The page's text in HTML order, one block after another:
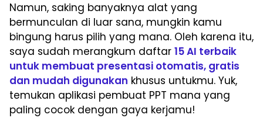
Namun, saking banyaknya alat yang
bermunculan di luar sana, mungkin kamu
bingung harus pilih yang mana. Oleh karena itu,
saya sudah merangkum daftar 15 AI terbaik
untuk membuat presentasi otomatis, gratis
dan mudah digunakan khusus untukmu. Yuk,
temukan aplikasi pembuat PPT mana yang
paling cocok dengan gaya kerjamu!